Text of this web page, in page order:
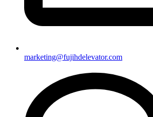
marketing@fujihdelevator.com